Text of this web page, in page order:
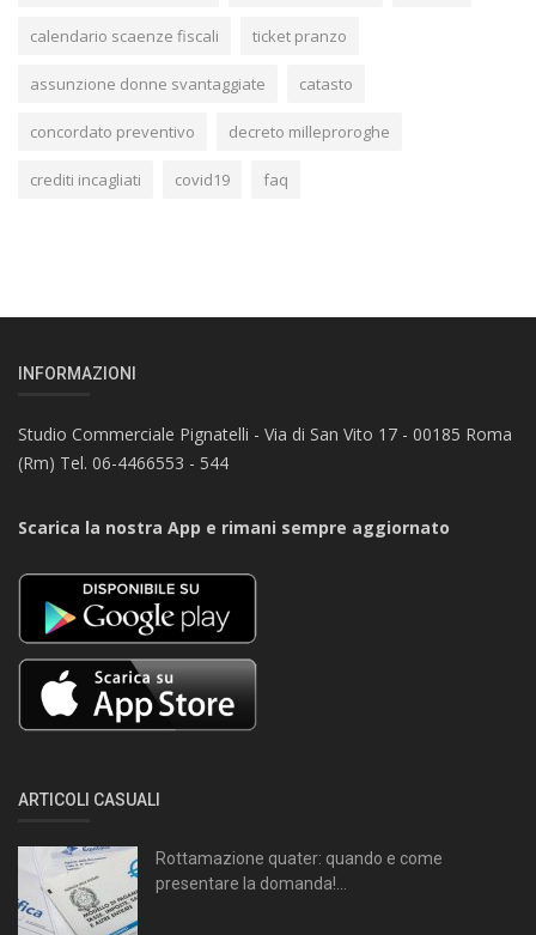
calendario scaenze fiscali ticket pranzo
assunzione donne svantaggiate catasto
concordato preventivo decreto milleproroghe
crediti incagliati covid19 faq
INFORMAZIONI
Studio Commerciale Pignatelli - Via di San Vito 17 - 00185 Roma
(Rm) Tel. 06-4466553 - 544
Scarica la nostra App e rimani sempre aggiornato
ARTICOLI CASUALI
Rottamazione quater: quando e come
presentare la domanda!...